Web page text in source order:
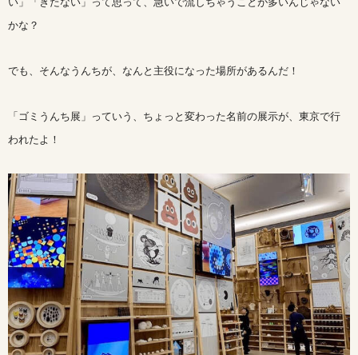
かな？
でも、そんなうんちが、なんと主役になった場所があるんだ！
「ゴミうんち展」っていう、ちょっと変わった名前の展示が、東京で行
われたよ！